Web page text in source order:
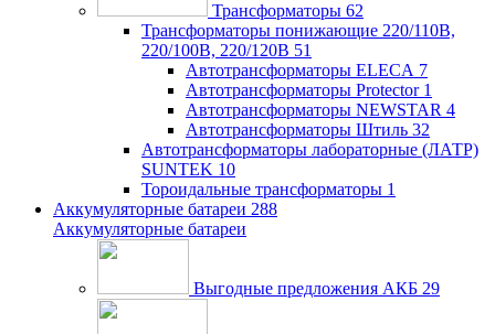
Трансформаторы 62
Трансформаторы понижающие 220/110В,
220/100В, 220/120В 51
Автотрансформаторы ELECA 7
Автотрансформаторы Protector 1
Автотрансформаторы NEWSTAR 4
Автотрансформаторы Штиль 32
Автотрансформаторы лабораторные (ЛАТР)
SUNTEK 10
Тороидальные трансформаторы 1
Аккумуляторные батареи 288
Аккумуляторные батареи
Выгодные предложения АКБ 29